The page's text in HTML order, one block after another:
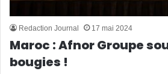
Redaction Journal 17 mai 2024
Maroc : Afnor Groupe
bougies !